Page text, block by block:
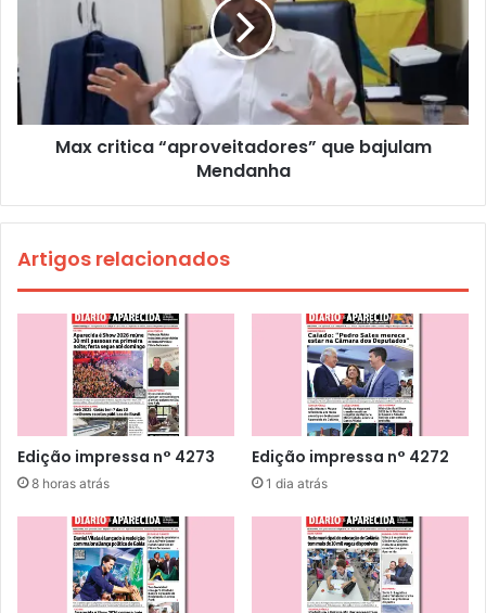
Max critica “aproveitadores” que bajulam
Mendanha
Artigos relacionados
Edição impressa n° 4273
8 horas atrás
Edição impressa n° 4272
1 dia atrás